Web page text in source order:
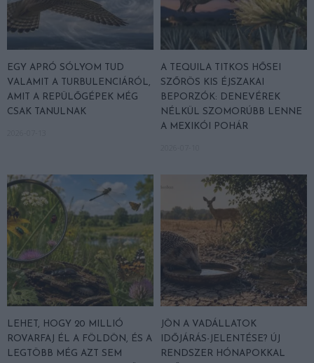
EGY APRÓ SÓLYOM TUD
VALAMIT A TURBULENCIÁRÓL,
AMIT A REPÜLŐGÉPEK MÉG
CSAK TANULNAK
A TEQUILA TITKOS HŐSEI
SZŐRÖS KIS ÉJSZAKAI
BEPORZÓK: DENEVÉREK
NÉLKÜL SZOMORÚBB LENNE
A MEXIKÓI POHÁR
LEHET, HOGY 20 MILLIÓ
ROVARFAJ ÉL A FÖLDÖN, ÉS A
LEGTÖBB MÉG AZT SEM
JÖN A VADÁLLATOK
IDŐJÁRÁS-JELENTÉSE? ÚJ
RENDSZER HÓNAPOKKAL